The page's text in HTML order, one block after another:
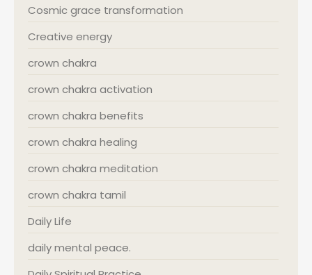
Cosmic grace transformation
Creative energy
crown chakra
crown chakra activation
crown chakra benefits
crown chakra healing
crown chakra meditation
crown chakra tamil
Daily Life
daily mental peace.